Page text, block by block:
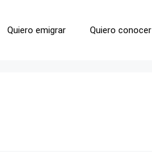
Quiero emigrar Quiero conocer